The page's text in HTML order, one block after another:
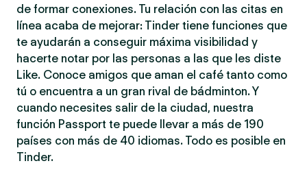
de formar conexiones. Tu relación con las citas en
línea acaba de mejorar: Tinder tiene funciones que
te ayudarán a conseguir máxima visibilidad y
hacerte notar por las personas a las que les diste
Like. Conoce amigos que aman el café tanto como
tú o encuentra a un gran rival de bádminton. Y
cuando necesites salir de la ciudad, nuestra
función Passport te puede llevar a más de 190
países con más de 40 idiomas. Todo es posible en
Tinder.